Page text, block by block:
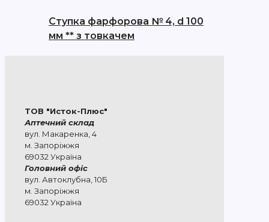
Ступка фарфорова № 4, d 100
мм ** з товкачем
ТОВ "Исток-Плюс"
Аптечний склад
вул. Макаренка, 4
м. Запоріжжя
69032 Україна
Головний офіс
вул. Автоклубна, 10Б
м. Запоріжжя
69032 Україна